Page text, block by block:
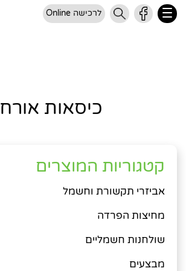
לרכישה Online
כיסאות אורח
קטגוריות המוצרים
אביזרי תקשורת וחשמל
מחיצות הפרדה
שולחנות חשמליים
מבצעים